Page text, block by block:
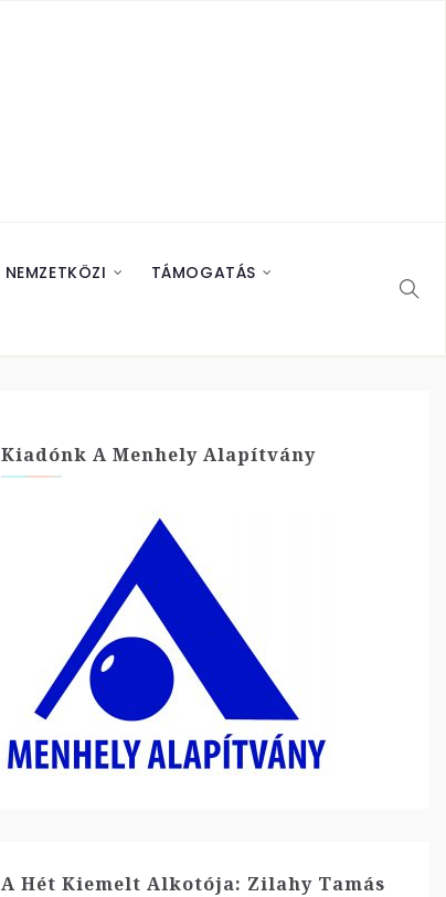
NEMZETKÖZI TÁMOGATÁS
Kiadónk A Menhely Alapítvány
A Hét Kiemelt Alkotója: Zilahy Tamás